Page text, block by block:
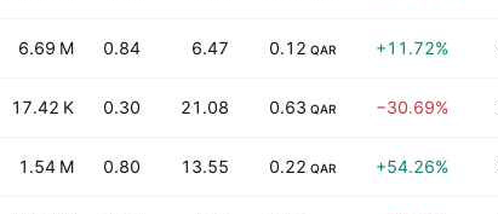
6.69 M 0.84 6.47 0.12 QAR +11.72%
17.42 K 0.30 21.08 0.63 QAR −30.69%
1.54 M 0.80 13.55 0.22 QAR +54.26%